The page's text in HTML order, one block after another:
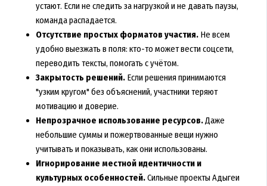
устают. Если не следить за нагрузкой и не давать паузы,
команда распадается.
Отсутствие простых форматов участия.Не всем
удобно выезжать в поля: кто-то может вести соцсети,
переводить тексты, помогать с учётом.
Закрытость решений.Если решения принимаются
"узким кругом" без объяснений, участники теряют
мотивацию и доверие.
Непрозрачное использование ресурсов.Даже
небольшие суммы и пожертвованные вещи нужно
учитывать и показывать, как они использованы.
Игнорирование местной идентичности и
культурных особенностей.Сильные проекты Адыгеи